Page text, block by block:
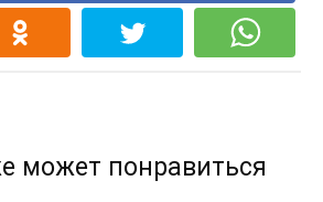
может понравиться